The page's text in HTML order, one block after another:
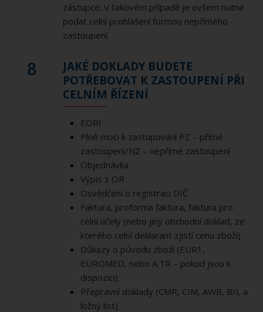
zástupce. V takovém případě je ovšem nutné
podat celní prohlášení formou nepřímého
zastoupení.
8
JAKÉ DOKLADY BUDETE
POTŘEBOVAT K ZASTOUPENÍ PŘI
CELNÍM ŘÍZENÍ
EORI
Plné moci k zastupování PZ – přímé
zastoupení/NZ – nepřímé zastoupení
Objednávka
Výpis z OR
Osvědčení o registraci DIČ
Faktura, proforma faktura, faktura pro
celní účely (nebo jiný obchodní doklad, ze
kterého celní deklarant zjistí cenu zboží)
Důkazy o původu zboží (EUR1,
EUROMED, nebo A.TR – pokud jsou k
dispozici)
Přepravní doklady (CMR, CIM, AWB, B/L a
ložný list)